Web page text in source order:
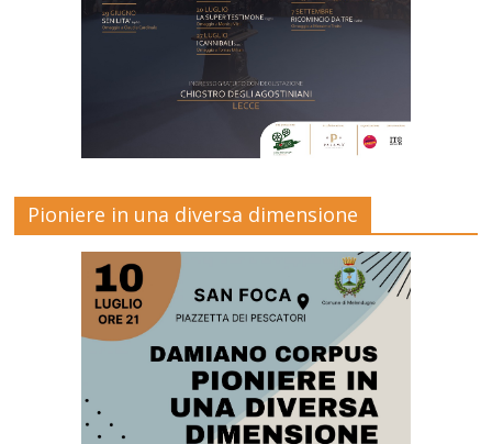
Pioniere in una diversa dimensione